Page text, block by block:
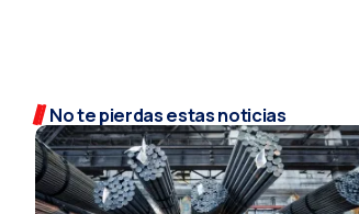
No te pierdas estas noticias